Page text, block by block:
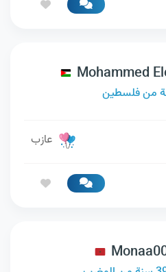
Mohammed
عازب